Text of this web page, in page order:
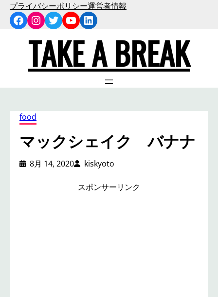
プライバシーポリシー運営者情報
Facebook
Instagram
Twitter
YouTube
LinkedIn
TAKE A BREAK
food
マックシェイク バナナ
8月 14, 2020 kiskyoto
スポンサーリンク